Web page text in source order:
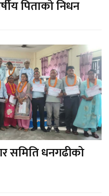
पिताको निधन
समिति धनगढीको